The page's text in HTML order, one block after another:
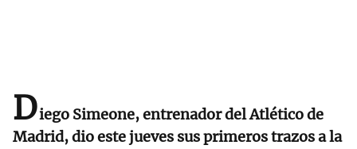
Diego Simeone, entrenador del Atlético de
Madrid, dio este jueves sus primeros trazos a la